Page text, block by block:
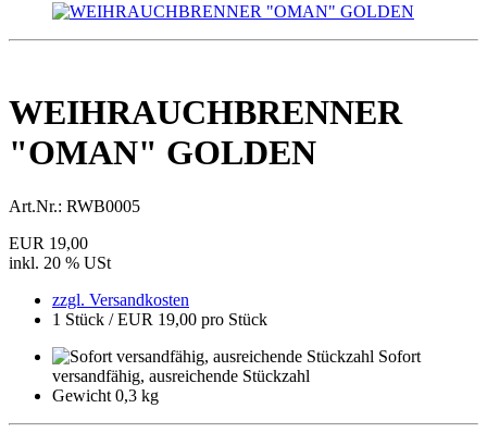
WEIHRAUCHBRENNER
"OMAN" GOLDEN
Art.Nr.: RWB0005
EUR 19,00
inkl. 20 % USt
zzgl. Versandkosten
1 Stück / EUR 19,00 pro Stück
Sofort
versandfähig, ausreichende Stückzahl
Gewicht 0,3 kg